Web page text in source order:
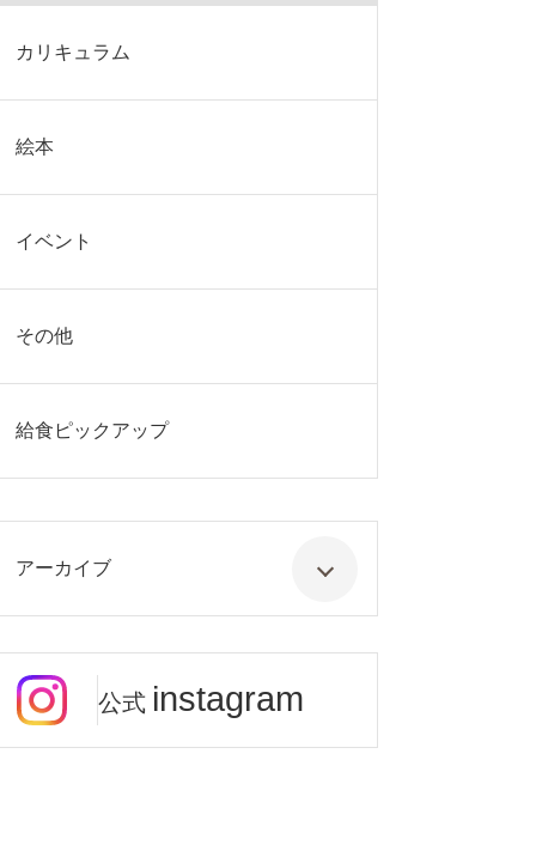
カリキュラム
絵本
イベント
その他
給食ピックアップ
アーカイブ
公式 instagram